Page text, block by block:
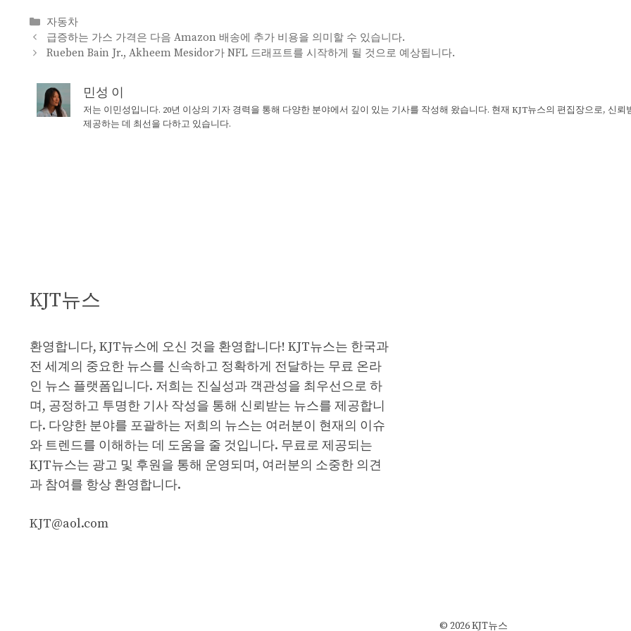
Categories
자동차
급증하는 가스 가격은 다음 Amazon 배송에 추가 비용을 의미할 수 있습니다.
Rueben Bain Jr., Akheem Mesidor가 NFL 드래프트를 시작하게 될 것으로 예상됩니다.
민성 이
저는 이민성입니다. 20년 이상의 기자 경력을 통해 다양한 분야에서 깊이 있는 기사를 작성해 왔습니다. 현재 KJT뉴스의 편집장으로, 신뢰
제공하는 데 최선을 다하고 있습니다.
KJT뉴스
환영합니다, KJT뉴스에 오신 것을 환영합니다! KJT뉴스는 한국과
전 세계의 중요한 뉴스를 신속하고 정확하게 전달하는 무료 온라
인 뉴스 플랫폼입니다. 저희는 진실성과 객관성을 최우선으로 하
며, 공정하고 투명한 기사 작성을 통해 신뢰받는 뉴스를 제공합니
다. 다양한 분야를 포괄하는 저희의 뉴스는 여러분이 현재의 이슈
와 트렌드를 이해하는 데 도움을 줄 것입니다. 무료로 제공되는
KJT뉴스는 광고 및 후원을 통해 운영되며, 여러분의 소중한 의견
과 참여를 항상 환영합니다.
KJT@aol.com
© 2026 KJT뉴스